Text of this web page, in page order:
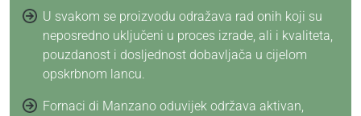
U svakom se proizvodu odražava rad onih koji su
neposredno uključeni u proces izrade, ali i kvaliteta,
pouzdanost i dosljednost dobavljača u cijelom
opskrbnom lancu.
Fornaci di Manzano oduvijek održava aktivan,